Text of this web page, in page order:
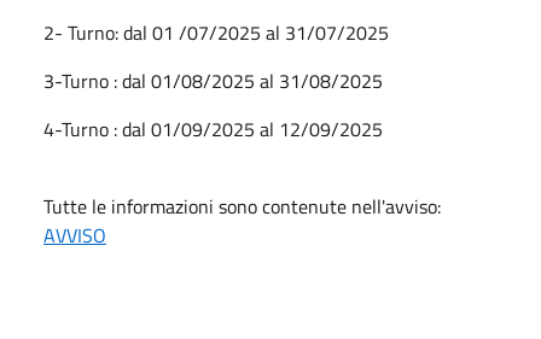
2- Turno: dal 01 /07/2025 al 31/07/2025
3-Turno : dal 01/08/2025 al 31/08/2025
4-Turno : dal 01/09/2025 al 12/09/2025
Tutte le informazioni sono contenute nell'avviso:
AVVISO